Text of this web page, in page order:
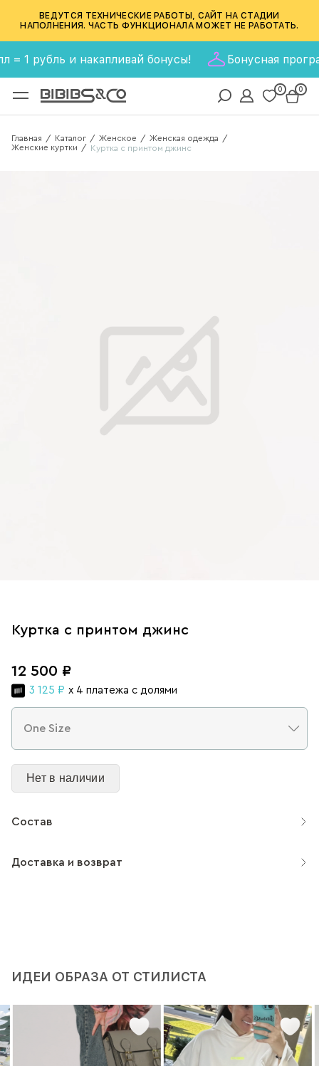
ВЕДУТСЯ ТЕХНИЧЕСКИЕ РАБОТЫ, САЙТ НА СТАДИИ
НАПОЛНЕНИЯ. ЧАСТЬ ФУНКЦИОНАЛА МОЖЕТ НЕ РАБОТАТЬ.
рубль и накапливай бонусы! Бонусная
0 0
Главная / Каталог / Женское / Женская одежда /
Женские куртки / Куртка с принтом джинс
Куртка с принтом джинс
12 500 ₽
3 125 ₽ x 4 платежа с долями
Нет в наличии
Состав
Доставка и возврат
ИДЕИ ОБРАЗА ОТ СТИЛИСТА